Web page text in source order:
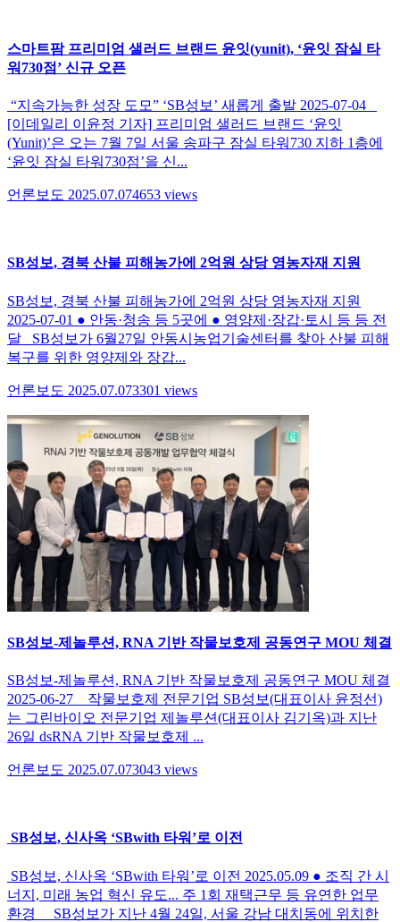
스마트팜 프리미엄 샐러드 브랜드 윤잇(yunit), ‘윤잇 잠실 타
워730점’ 신규 오픈
“지속가능한 성장 도모” ‘SB성보’ 새롭게 출발 2025-07-04
[이데일리 이윤정 기자] 프리미엄 샐러드 브랜드 ‘윤잇
(Yunit)’은 오는 7월 7일 서울 송파구 잠실 타워730 지하 1층에
‘윤잇 잠실 타워730점’을 신...
언론보도 2025.07.074653 views
SB성보, 경북 산불 피해농가에 2억원 상당 영농자재 지원
SB성보, 경북 산불 피해농가에 2억원 상당 영농자재 지원
2025-07-01 ● 안동·청송 등 5곳에 ● 영양제·장갑·토시 등 등 전
달 SB성보가 6월27일 안동시농업기술센터를 찾아 산불 피해
복구를 위한 영양제와 장갑...
언론보도 2025.07.073301 views
SB성보-제놀루션, RNA 기반 작물보호제 공동연구 MOU 체결
SB성보-제놀루션, RNA 기반 작물보호제 공동연구 MOU 체결
2025-06-27 작물보호제 전문기업 SB성보(대표이사 윤정선)
는 그린바이오 전문기업 제놀루션(대표이사 김기옥)과 지난
26일 dsRNA 기반 작물보호제 ...
언론보도 2025.07.073043 views
SB성보, 신사옥 ‘SBwith 타워’로 이전
SB성보, 신사옥 ‘SBwith 타워’로 이전 2025.05.09 ● ​조직 간 시
너지, 미래 농업 혁신 유도... 주 1회 재택근무 등 유연한 업무
환경 SB성보가 지난 4월 24일, 서울 강남 대치동에 위치한